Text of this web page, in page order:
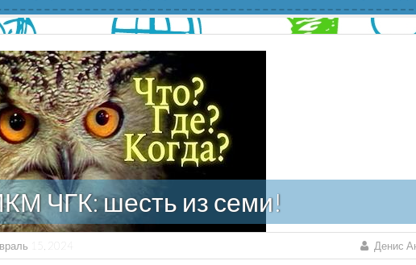
ЧГК: шесть из семи!
15, 2024 Денис